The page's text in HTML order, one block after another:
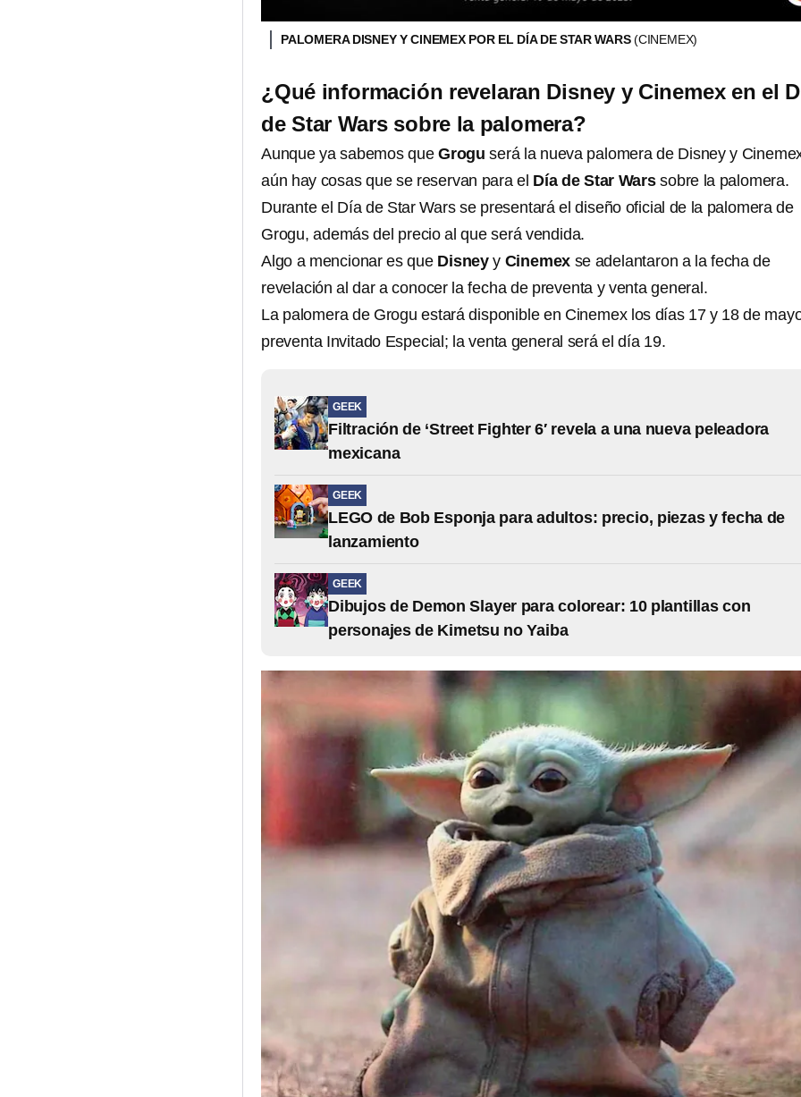
PALOMERA DISNEY Y CINEMEX POR EL DÍA DE STAR WARS(CINEMEX)
¿Qué información revelaran Disney y Cinemex en el
de Star Wars sobre la palomera?
Aunque ya sabemos que Grogu será la nueva palomera de Disney y
aún hay cosas que se reservan para el Día de Star Warssobre la palomera.
Durante el Día de Star Wars se presentará el diseño oficial de la palomera de
Grogu, además del precio al que será vendida.
Algo a mencionar es que Disney y Cinemex se adelantaron a la fecha de
revelación al dar a conocer la fecha de preventa y venta general.
La palomera de Grogu estará disponible en Cinemex los días 17 y 18 de
preventa Invitado Especial; la venta general será el día 19.
GEEK
Filtración de ‘Street Fighter 6′ revela a una nueva peleadora
mexicana
GEEK
LEGO de Bob Esponja para adultos: precio, piezas y fecha de
lanzamiento
GEEK
Dibujos de Demon Slayer para colorear: 10 plantillas con
personajes de Kimetsu no Yaiba